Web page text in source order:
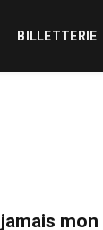
BILLETTERIE
mon